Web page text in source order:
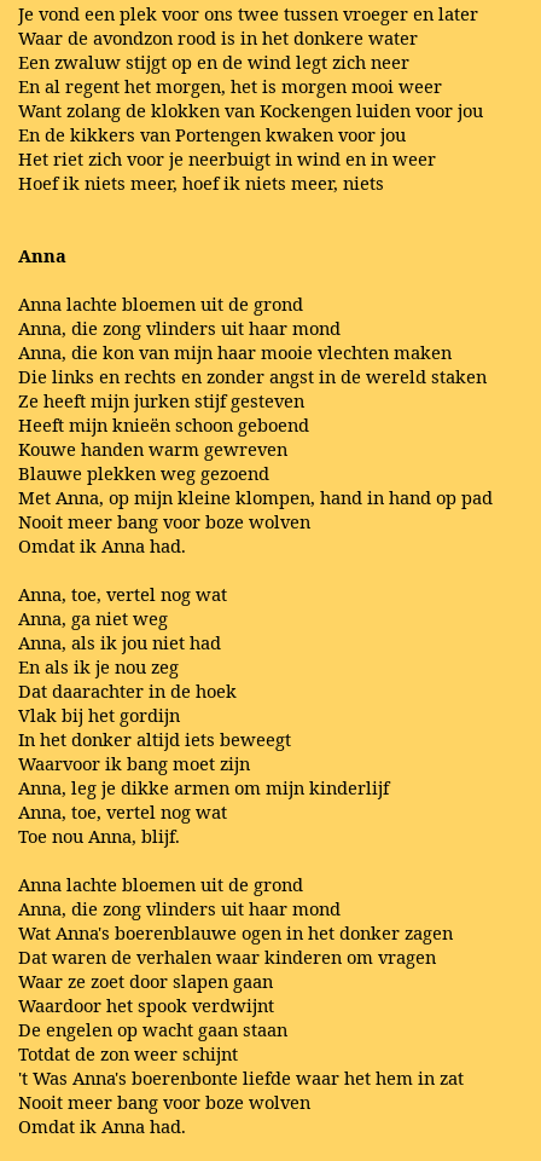
Je vond een plek voor ons twee tussen vroeger en later
Waar de avondzon rood is in het donkere water
Een zwaluw stijgt op en de wind legt zich neer
En al regent het morgen, het is morgen mooi weer
Want zolang de klokken van Kockengen luiden voor jou
En de kikkers van Portengen kwaken voor jou
Het riet zich voor je neerbuigt in wind en in weer
Hoef ik niets meer, hoef ik niets meer, niets
Anna
Anna lachte bloemen uit de grond
Anna, die zong vlinders uit haar mond
Anna, die kon van mijn haar mooie vlechten maken
Die links en rechts en zonder angst in de wereld staken
Ze heeft mijn jurken stijf gesteven
Heeft mijn knieën schoon geboend
Kouwe handen warm gewreven
Blauwe plekken weg gezoend
Met Anna, op mijn kleine klompen, hand in hand op pad
Nooit meer bang voor boze wolven
Omdat ik Anna had.
Anna, toe, vertel nog wat
Anna, ga niet weg
Anna, als ik jou niet had
En als ik je nou zeg
Dat daarachter in de hoek
Vlak bij het gordijn
In het donker altijd iets beweegt
Waarvoor ik bang moet zijn
Anna, leg je dikke armen om mijn kinderlijf
Anna, toe, vertel nog wat
Toe nou Anna, blijf.
Anna lachte bloemen uit de grond
Anna, die zong vlinders uit haar mond
Wat Anna's boerenblauwe ogen in het donker zagen
Dat waren de verhalen waar kinderen om vragen
Waar ze zoet door slapen gaan
Waardoor het spook verdwijnt
De engelen op wacht gaan staan
Totdat de zon weer schijnt
't Was Anna's boerenbonte liefde waar het hem in zat
Nooit meer bang voor boze wolven
Omdat ik Anna had.